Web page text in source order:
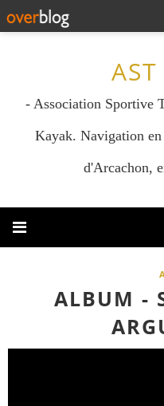
- Association Sportive
Kayak. Navigation
d'Arcachon,
ALBUM -